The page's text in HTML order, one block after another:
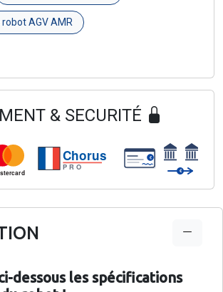
AGV AMR
& SECURITÉ
Chorus
PRO
€
€
dessous les spécifications